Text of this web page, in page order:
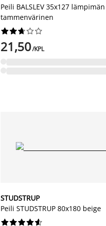
Peili BALSLEV 35x127 lämpimän
tammenvärinen






21,50/KPL
STUDSTRUP
Peili STUDSTRUP 80x180 beige





